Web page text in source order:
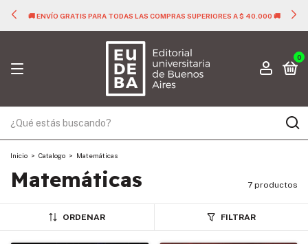
🚚 ENVÍO GRATIS PARA TODAS LAS COMPRAS SUPERIORES A $ 40.000 🚚
0
Inicio > Catalogo > Matemáticas
Matemáticas 7 productos
ORDENAR FILTRAR